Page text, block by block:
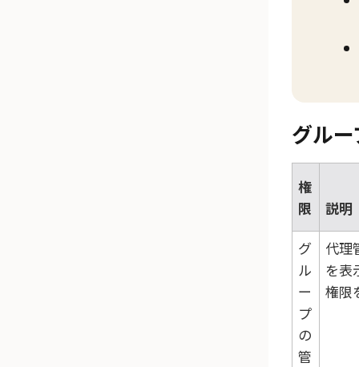
グル
権
限
説明
グ
ル
ー
プ
の
管
代理
を表
権限